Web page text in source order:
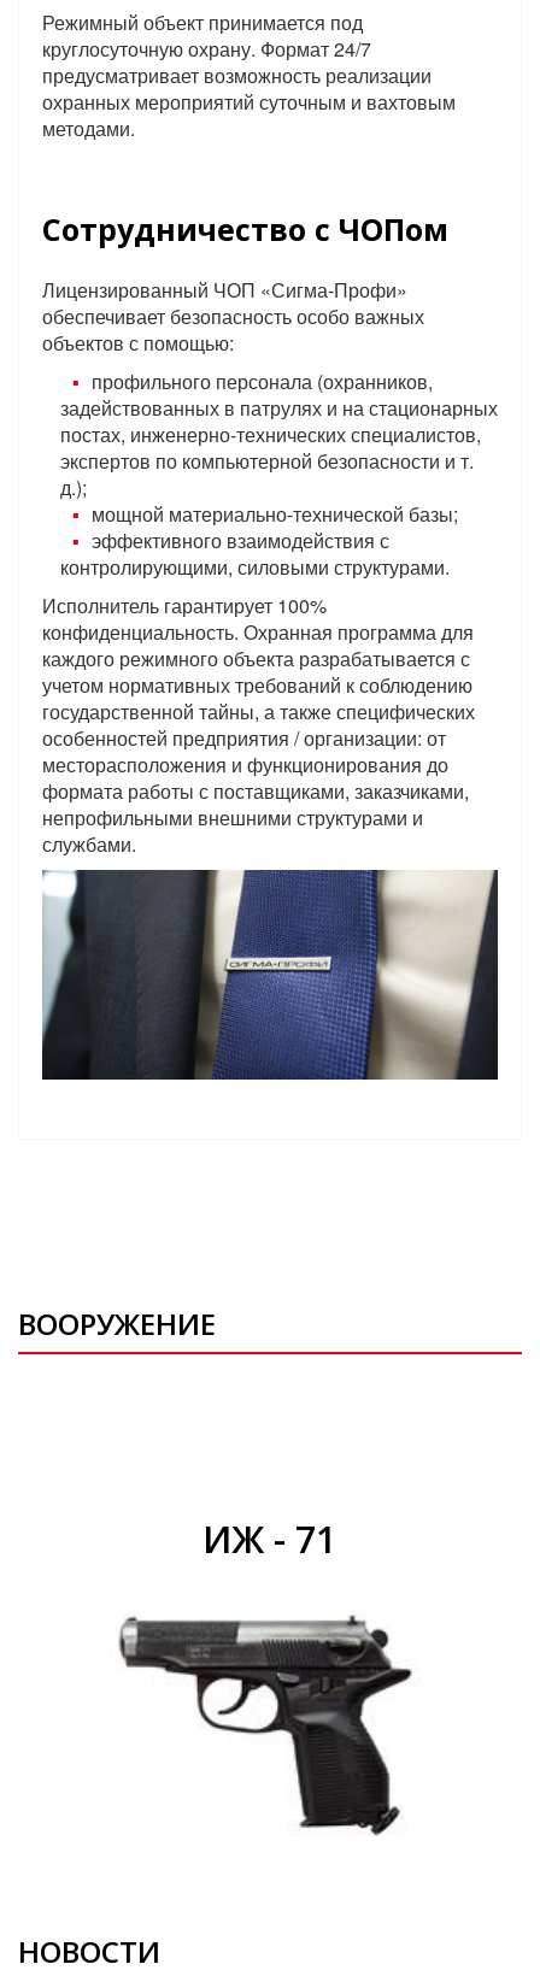
Режимный объект принимается под
круглосуточную охрану. Формат 24/7
предусматривает возможность реализации
охранных мероприятий суточным и вахтовым
методами.
Сотрудничество с ЧОПом
Лицензированный ЧОП «Сигма-Профи»
обеспечивает безопасность особо важных
объектов с помощью:
профильного персонала (охранников,
задействованных в патрулях и на стационарных
постах, инженерно-технических специалистов,
экспертов по компьютерной безопасности и т.
д.);
мощной материально-технической базы;
эффективного взаимодействия с
контролирующими, силовыми структурами.
Исполнитель гарантирует 100%
конфиденциальность. Охранная программа для
каждого режимного объекта разрабатывается с
учетом нормативных требований к соблюдению
государственной тайны, а также специфических
особенностей предприятия / организации: от
месторасположения и функционирования до
формата работы с поставщиками, заказчиками,
непрофильными внешними структурами и
службами.
ВООРУЖЕНИЕ
ИЖ - 71
НОВОСТИ